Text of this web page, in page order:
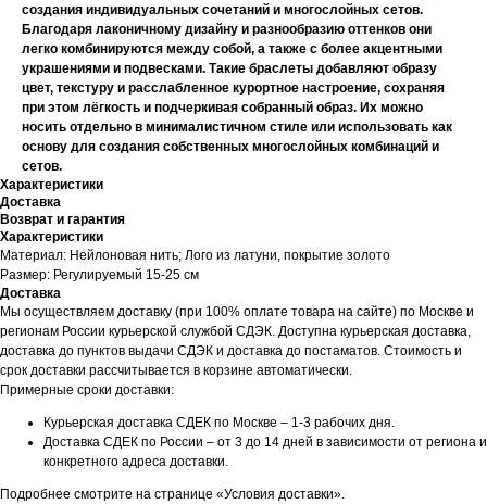
создания индивидуальных сочетаний и многослойных сетов.
Благодаря лаконичному дизайну и разнообразию оттенков они
легко комбинируются между собой, а также с более акцентными
украшениями и подвесками. Такие браслеты добавляют образу
цвет, текстуру и расслабленное курортное настроение, сохраняя
при этом лёгкость и подчеркивая собранный образ. Их можно
носить отдельно в минималистичном стиле или использовать как
основу для создания собственных многослойных комбинаций и
сетов.
Характеристики
Доставка
Возврат и гарантия
Характеристики
Материал: Нейлоновая нить; Лого из латуни, покрытие золото
Размер: Регулируемый 15-25 см
Доставка
Мы осуществляем доставку (при 100% оплате товара на сайте) по Москве и
регионам России курьерской службой СДЭК. Доступна курьерская доставка,
доставка до пунктов выдачи СДЭК и доставка до постаматов. Стоимость и
срок доставки рассчитывается в корзине автоматически.
Примерные сроки доставки:
Курьерская доставка СДЕК по Москве – 1-3 рабочих дня.
Доставка СДЕК по России – от 3 до 14 дней в зависимости от региона и
конкретного адреса доставки.
Подробнее смотрите на странице «Условия доставки».